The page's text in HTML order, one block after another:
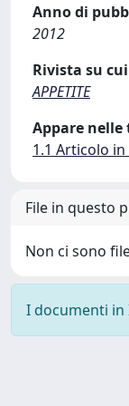
Anno di
2012
Rivista su
APPETITE
Appare nelle
1.1 Articolo
File in questo
Non ci sono
I documenti in